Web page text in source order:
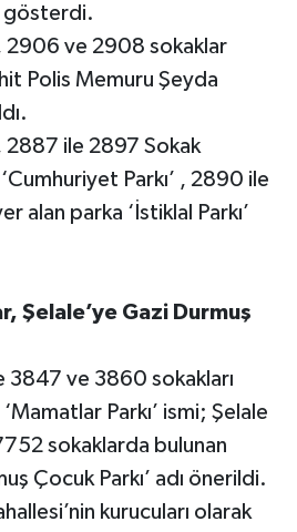
gösterdi.
2906 ve 2908 sokaklar
Polis Memuru Şeyda
2887 ile 2897 Sokak
Parkı’ , 2890 ile
alan parka ‘İstiklal Parkı’
Şelale’ye Gazi Durmuş
3847 ve 3860 sokakları
Parkı’ ismi; Şelale
sokaklarda bulunan
Çocuk Parkı’ adı önerildi.
kurucuları olarak